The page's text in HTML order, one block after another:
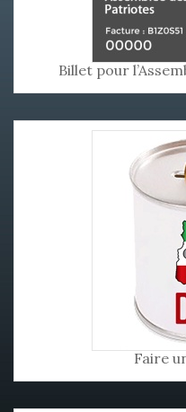
Billet pour
Faire